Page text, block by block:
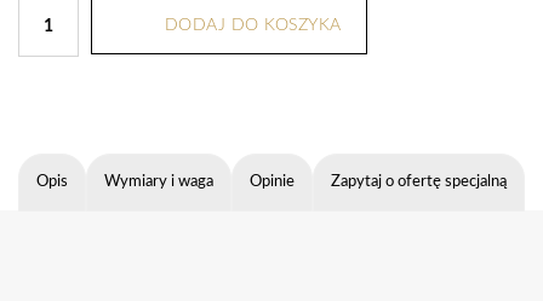
DODAJ DO KOSZYKA
Opis Wymiary i waga Opinie Zapytaj o ofertę specjalną